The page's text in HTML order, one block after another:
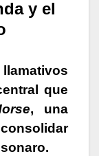
y el
que
, una